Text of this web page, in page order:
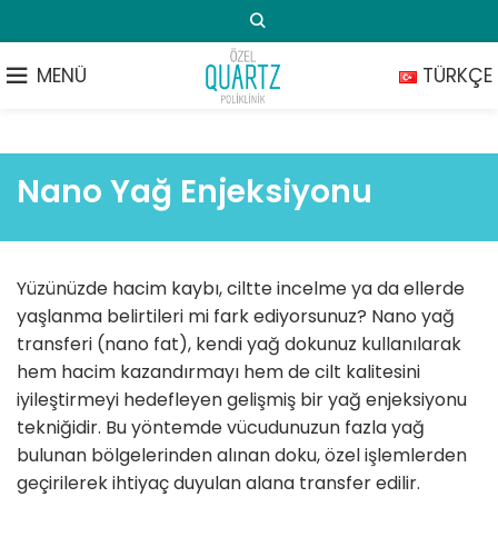
MENÜ TÜRKÇE
Nano Yağ Enjeksiyonu
Yüzünüzde hacim kaybı, ciltte incelme ya da ellerde
yaşlanma belirtileri mi fark ediyorsunuz? Nano yağ
transferi (nano fat), kendi yağ dokunuz kullanılarak
hem hacim kazandırmayı hem de cilt kalitesini
iyileştirmeyi hedefleyen gelişmiş bir yağ enjeksiyonu
tekniğidir. Bu yöntemde vücudunuzun fazla yağ
bulunan bölgelerinden alınan doku, özel işlemlerden
geçirilerek ihtiyaç duyulan alana transfer edilir.